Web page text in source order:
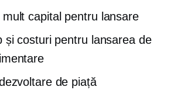
capital pentru lansare
și costuri pentru lansarea de
de piață